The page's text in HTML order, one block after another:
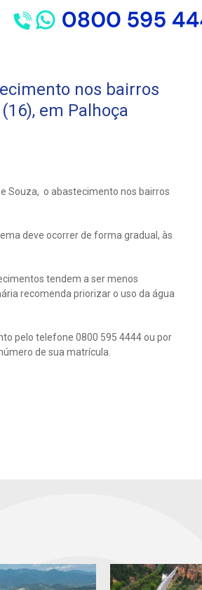
nos bairros
em Palhoça
Souza, o abastecimento nos bairros
deve ocorrer de forma gradual, às
tendem a ser menos
recomenda priorizar o uso da água
pelo telefone 0800 595 4444 ou por
de sua matrícula.